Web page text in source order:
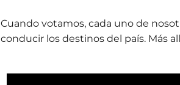
Cuando votamos, cada uno de
conducir los destinos del país. Más